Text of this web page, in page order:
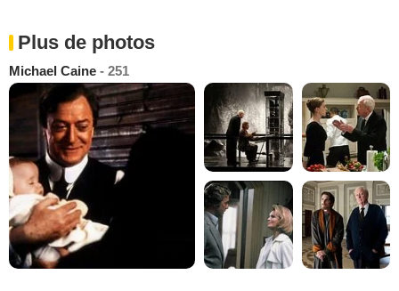
Plus de photos
Michael Caine - 251